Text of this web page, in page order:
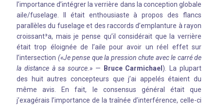
l’importance d’intégrer la verrière dans la conception globale
aile/fuselage. Il était enthousiaste à propos des flancs
parallèles du fuselage et des raccords d’emplanture à rayon
croissant³a, mais je pense qu’il considérait que la verrière
était trop éloignée de l’aile pour avoir un réel effet sur
l’intersection («Je pense que la pression chute avec le carré de
la distance à sa source.» — Bruce Carmichael ). La plupart
des huit autres concepteurs que j’ai appelés étaient du
même avis. En fait, le consensus général était que
j’exagérais l’importance de la traînée d’interférence, celle-ci